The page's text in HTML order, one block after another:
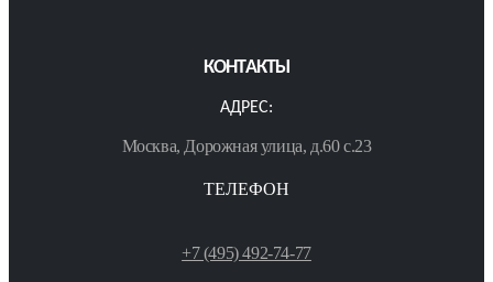
КОНТАКТЫ
АДРЕС:
Москва, Дорожная улица, д.60 с.23
ТЕЛЕФОН
+7 (495) 492-74-77